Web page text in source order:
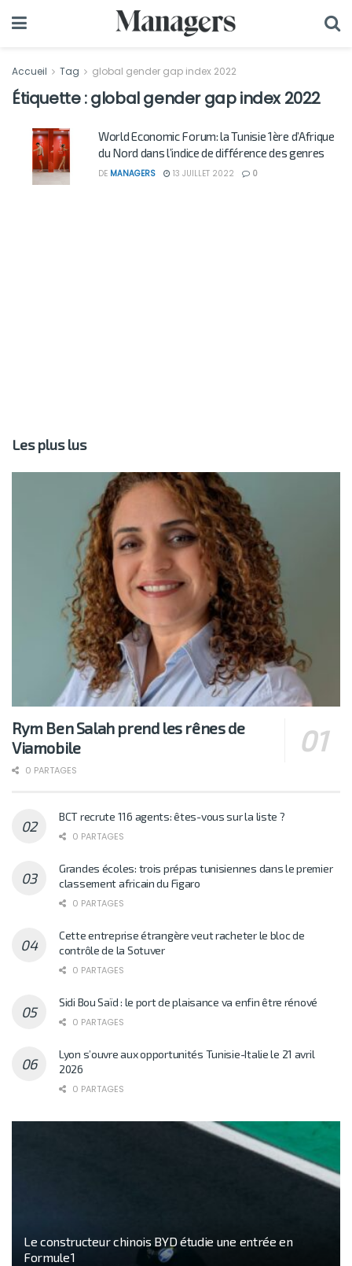
Accueil Tag global gender gap index 2022
Étiquette :global gender gap index 2022
World Economic Forum: la Tunisie 1ère d’Afrique
du Nord dans l’indice de différence des genres
DE MANAGERS 13 JUILLET 2022 0
Les plus lus
Rym Ben Salah prend les rênes de
Viamobile
0 PARTAGES
BCT recrute 116 agents: êtes-vous sur la liste ?
0 PARTAGES
Grandes écoles: trois prépas tunisiennes dans le premier
classement africain du Figaro
0 PARTAGES
Cette entreprise étrangère veut racheter le bloc de
contrôle de la Sotuver
0 PARTAGES
Sidi Bou Saïd : le port de plaisance va enfin être rénové
0 PARTAGES
Lyon s’ouvre aux opportunités Tunisie-Italie le 21 avril
2026
0 PARTAGES
Le constructeur chinois BYD étudie une entrée en
Formule 1